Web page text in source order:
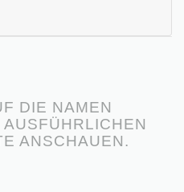
DIE NAMEN
ANSCHAUEN.